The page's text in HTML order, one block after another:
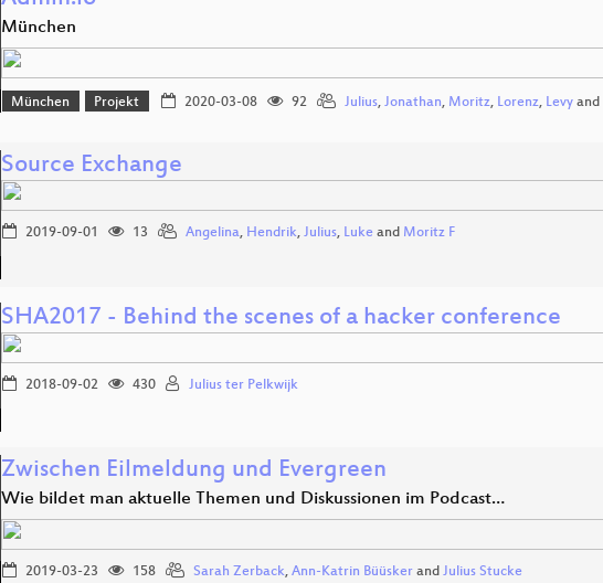
München
München Projekt 2020-03-08 92 Julius, Jonathan, Moritz, Lorenz, Levyand
Source Exchange
2019-09-01 13 Angelina, Hendrik, Julius, Luke and Moritz F
SHA2017 - Behind the scenes of a hacker conference
2018-09-02 430 Julius ter Pelkwijk
Zwischen Eilmeldung und Evergreen
Wie bildet man aktuelle Themen und Diskussionen im Podcast…
2019-03-23 158 Sarah Zerback, Ann-Katrin Büüsker and Julius Stucke